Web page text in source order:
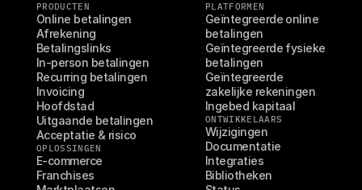
PRODUCTEN
Online betalingen
Afrekening
Betalingslinks
In-person betalingen
Recurring betalingen
Invoicing
Hoofdstad
Uitgaande betalingen
Acceptatie & risico
OPLOSSINGEN
E-commerce
Franchises
PLATFORMEN
Geïntegreerde online
betalingen
Geïntegreerde fysieke
betalingen
Geïntegreerde
zakelijke rekeningen
Ingebed kapitaal
ONTWIKKELAARS
Wijzigingen
Documentatie
Integraties
Bibliotheken